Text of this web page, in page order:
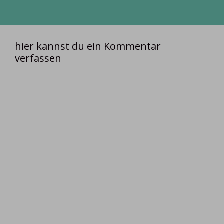
hier kannst du ein Kommentar
verfassen